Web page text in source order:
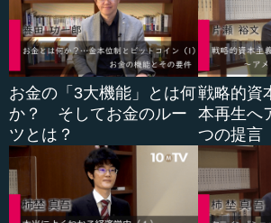
私どもはシンクタンクとも共同研究を
も、2100年までにこのまま何にもしな
万人になってしまうということです。
「いや、明治の時代は人口が3000万人
お金の「3大機能」とは何
か？ そしてお金のルー
ツとは？
戦略的資
本再生へ
つの提言